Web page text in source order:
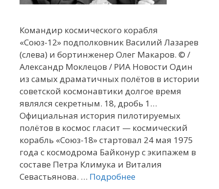
Командир космического корабля
«Союз-12» подполковник Василий Лазарев
(слева) и бортинженер Олег Макаров. © /
Александр Моклецов / РИА Новости Один
из самых драматичных полётов в истории
советской космонавтики долгое время
являлся секретным. 18, дробь 1…
Официальная история пилотируемых
полётов в космос гласит — космический
корабль «Союз-18» стартовал 24 мая 1975
года с космодрома Байконур с экипажем в
составе Петра Климука и Виталия
Севастьянова. … Подробнее